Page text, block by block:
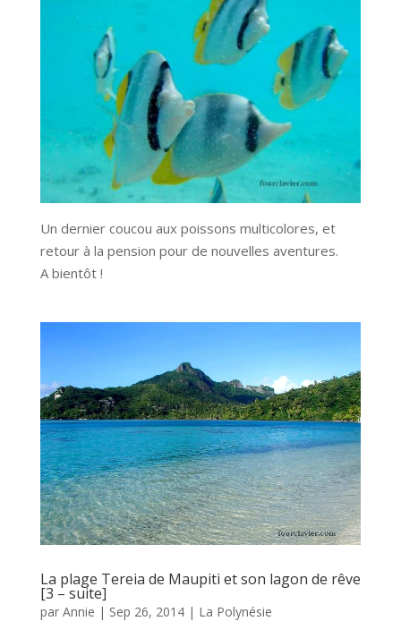
Un dernier coucou aux poissons multicolores, et
retour à la pension pour de nouvelles aventures.
A bientôt !
La plage Tereia de Maupiti et son lagon de rêve
[3 – suite]
par Annie | Sep 26, 2014| La Polynésie